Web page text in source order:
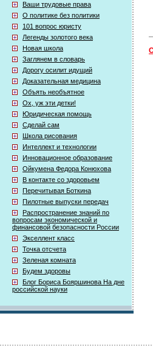
Ваши трудовые права
О политике без политики
101 вопрос юристу
Легенды золотого века
Новая школа
Заглянем в словарь
Дорогу осилит идущий
Доказательная медицина
Объять необъятное
Ох, уж эти детки!
Юридическая помощь
Сделай сам
Школа рисования
Интеллект и технологии
Инновационное образование
Ойкумена Федора Конюхова
В контакте со здоровьем
Перечитывая Боткина
Пилотные выпуски передач
Распространение знаний по
вопросам экономической и
финансовой безопасности России
Экселлент класс
Точка отсчета
Зеленая комната
Будем здоровы
Блог Бориса Бояршинова На дне
российской науки